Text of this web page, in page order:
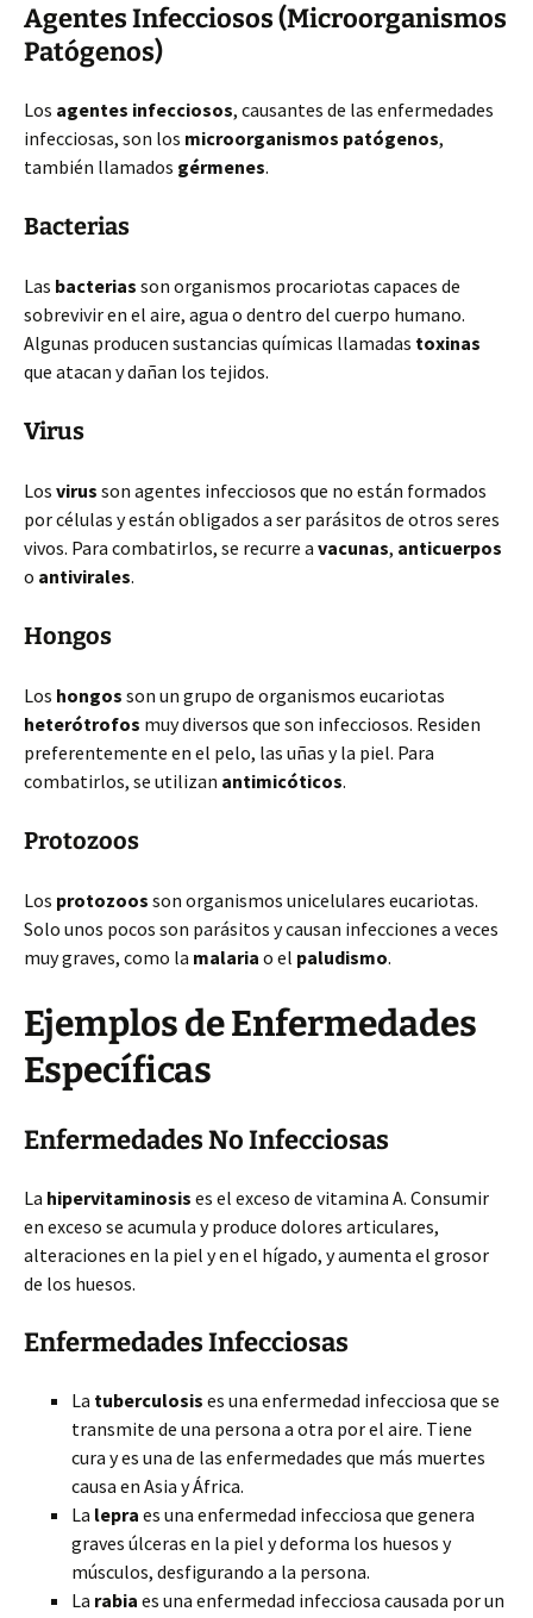
Agentes Infecciosos (Microorganismos
Patógenos)
Los agentes infecciosos, causantes de las enfermedades
infecciosas, son los microorganismos patógenos,
también llamados gérmenes.
Bacterias
Las bacterias son organismos procariotas capaces de
sobrevivir en el aire, agua o dentro del cuerpo humano.
Algunas producen sustancias químicas llamadas toxinas
que atacan y dañan los tejidos.
Virus
Los virus son agentes infecciosos que no están formados
por células y están obligados a ser parásitos de otros seres
vivos. Para combatirlos, se recurre a vacunas, anticuerpos
o antivirales.
Hongos
Los hongos son un grupo de organismos eucariotas
heterótrofos muy diversos que son infecciosos. Residen
preferentemente en el pelo, las uñas y la piel. Para
combatirlos, se utilizan antimicóticos.
Protozoos
Los protozoos son organismos unicelulares eucariotas.
Solo unos pocos son parásitos y causan infecciones a veces
muy graves, como la malaria o el paludismo.
Ejemplos de Enfermedades
Específicas
Enfermedades No Infecciosas
La hipervitaminosis es el exceso de vitamina A. Consumir
en exceso se acumula y produce dolores articulares,
alteraciones en la piel y en el hígado, y aumenta el grosor
de los huesos.
Enfermedades Infecciosas
La tuberculosis es una enfermedad infecciosa que se
transmite de una persona a otra por el aire. Tiene
cura y es una de las enfermedades que más muertes
causa en Asia y África.
La lepra es una enfermedad infecciosa que genera
graves úlceras en la piel y deforma los huesos y
músculos, desfigurando a la persona.
La rabia es una enfermedad infecciosa causada por un